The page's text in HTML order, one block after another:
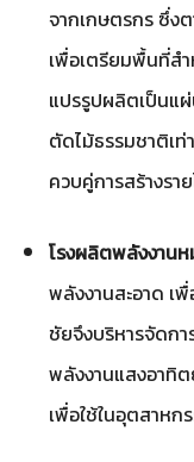
จากเกษตรกร ซึ่ง
เพื่อเตรียมพื้นที่สำ
แปรรูปผลิตเป็นแ
ตัดไม้ธรรมชาติเ
ควบคู่การสร้างรา
โรงผลิตพลังงาน
พลังงานสะอาด เ
ชัยจึงบริหารจัดก
พลังงานแสงอาทิ
เพื่อใช้ในอุตสาหก